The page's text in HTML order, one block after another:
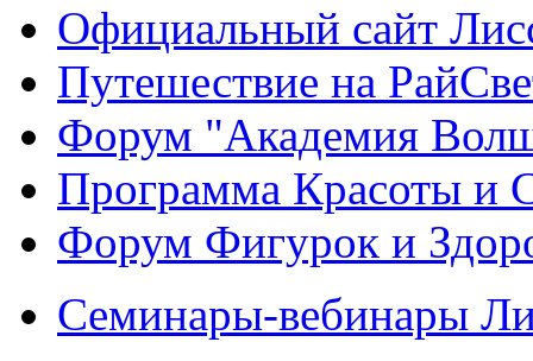
Официальный сайт
Путешествие на
Форум "Академия
Программа Красоты и
Форум Фигурок и
Семинары-вебинары